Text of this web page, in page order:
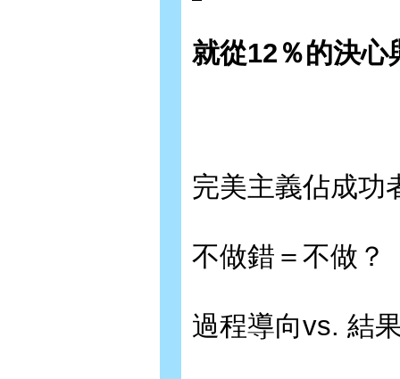
就從12％的決心
完美主義佔成功
不做錯＝不做？
過程導向vs. 結